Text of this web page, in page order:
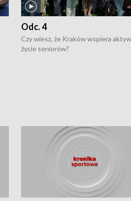
Odc. 4
Czy wiesz, że Kraków wspiera
życie seniorów?